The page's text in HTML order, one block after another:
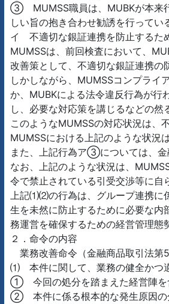
③ MUMSS職員は、MUBKが本来行
しい旨の抱き合わせ勧誘を行って
イ 不適切な銀証連携を防止するた
MUMSSは、前回検査において、
改善策として、不適切な銀証連携の
しかしながら、MUMSSコンプライ
か、MUBKによる法令違反行為が行
し、必要な対応策を講じるなどの然
このようなMUMSSの対応状況は、
MUMSSにおける上記のような状況
また、上記行為ア③については、金
なお、上記のような状況は、
令で禁止されている引受交渉等に自
上記⑴⑵の行為は、グループ連携に
生を未然に防止するために必要な
務運営を確保するための経営管理態
２．命令の内容
業務改善命令（金融商品取引法第
⑴ 本件に関して、業務の健全かつ
① 今回の処分を踏まえた経営陣を
② 本件に係る根本的な発生原因の